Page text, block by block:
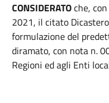
CONSIDERATOche,
2021, il citato
formulazione del
diramato, con nota n.
Regioni ed agli Enti